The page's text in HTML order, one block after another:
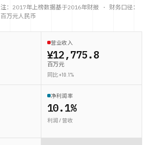
注： 2017年上榜数据基于2016年财报 · 财务口径：
百万元人民币
营业收入
¥12,775.8
百万元
同比 +10.1%
净利润率
10.1%
利润 / 营收